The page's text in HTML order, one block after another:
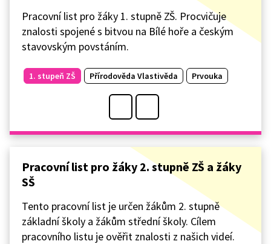
Pracovní list pro žáky 1. stupně ZŠ. Procvičuje
znalosti spojené s bitvou na Bílé hoře a českým
stavovským povstáním.
1. stupeň ZŠ Přírodověda Vlastivěda Prvouka
Pracovní list pro žáky 2. stupně ZŠ a žáky
SŠ
Tento pracovní list je určen žákům 2. stupně
základní školy a žákům střední školy. Cílem
pracovního listu je ověřit znalosti z našich videí.